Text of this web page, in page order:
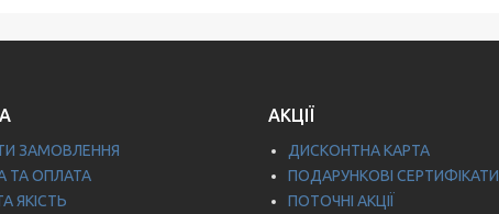
ЗАМОВЛЕННЯ
ТА ОПЛАТА
ЯКІСТЬ
АКЦІЇ
ДИСКОНТНА КАРТА
ПОДАРУНКОВІ СЕРТИФІКАТИ
ПОТОЧНІ АКЦІЇ